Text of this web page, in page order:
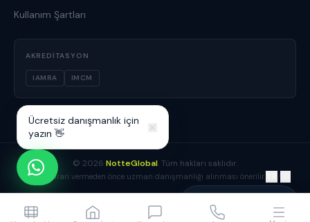
Kullanım Şartları
AKREDITASYON
IAMRA IMCM
© 2026 NotteGlobal. Tüm hakları saklıdır.
Yatırım kararı vermeden önce uzman danışmanlığı alınması önerilir. /EN
Danışmanınız çevrimiçi
Ücretsiz danışmanlık için
yazın 👋